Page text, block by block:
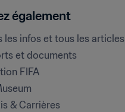
également
les infos et tous les articles
et documents
FIFA
& Carrières